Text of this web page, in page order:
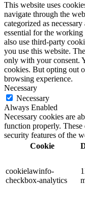
This website uses
navigate through the
categorized as
essential for the
also use third-party
you use this website.
only with your consent.
cookies. But opting out
browsing experience.
Necessary
Necessary
Always Enabled
Necessary cookies are
function properly. These
security features of the
Cookie
cookielawinfo-
checkbox-analytics